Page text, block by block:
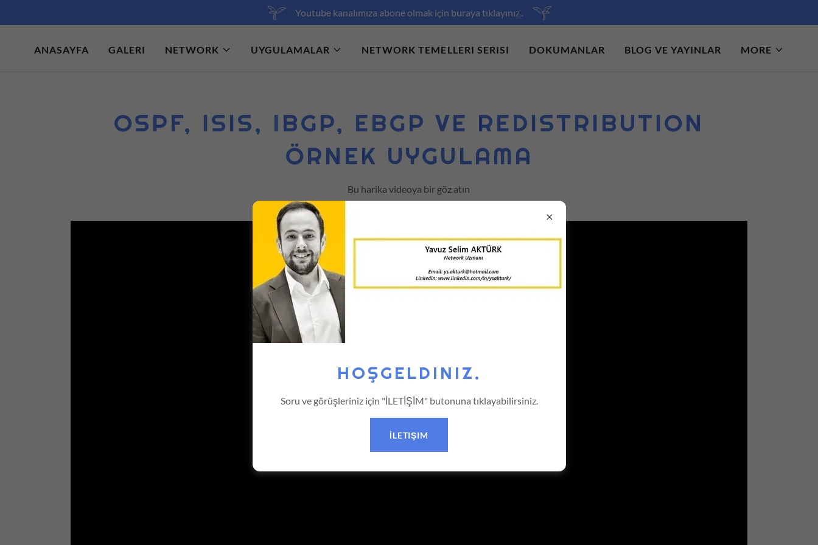
Youtube kanalımıza abone olmak için buraya tıklayınız..
ANASAYFA GALERI NETWORK UYGULAMALAR NETWORK TEMELLERI SERISI DOKUMANLAR BLOG VE YAYINLAR MORE
OSPF, ISIS, IBGP, EBGP VE REDISTRIBUTION
ÖRNEK UYGULAMA
Bu harika videoya bir göz atın
HOŞGELDINIZ.
Soru ve görüşleriniz için "İLETİŞİM" butonuna tıklayabilirsiniz.
İLETIŞIM